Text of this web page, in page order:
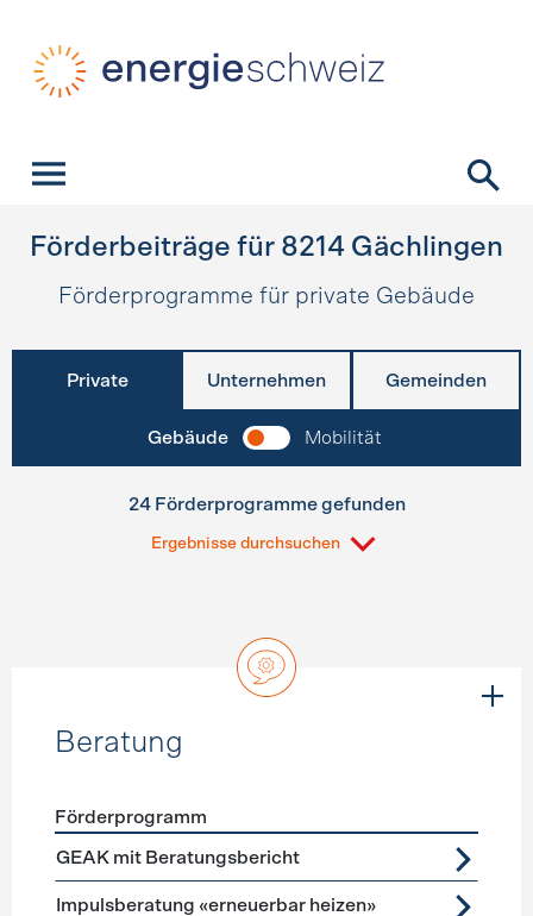
Förderbeiträge für 8214 Gächlingen
Förderprogramme für private Gebäude
Private Unternehmen Gemeinden
Gebäude Mobilität
24 Förderprogramme gefunden
Ergebnisse durchsuchen
Beratung
Förderprogramme Beratung
Förderprogramm
GEAK mit Beratungsbericht
Impulsberatung «erneuerbar heizen»